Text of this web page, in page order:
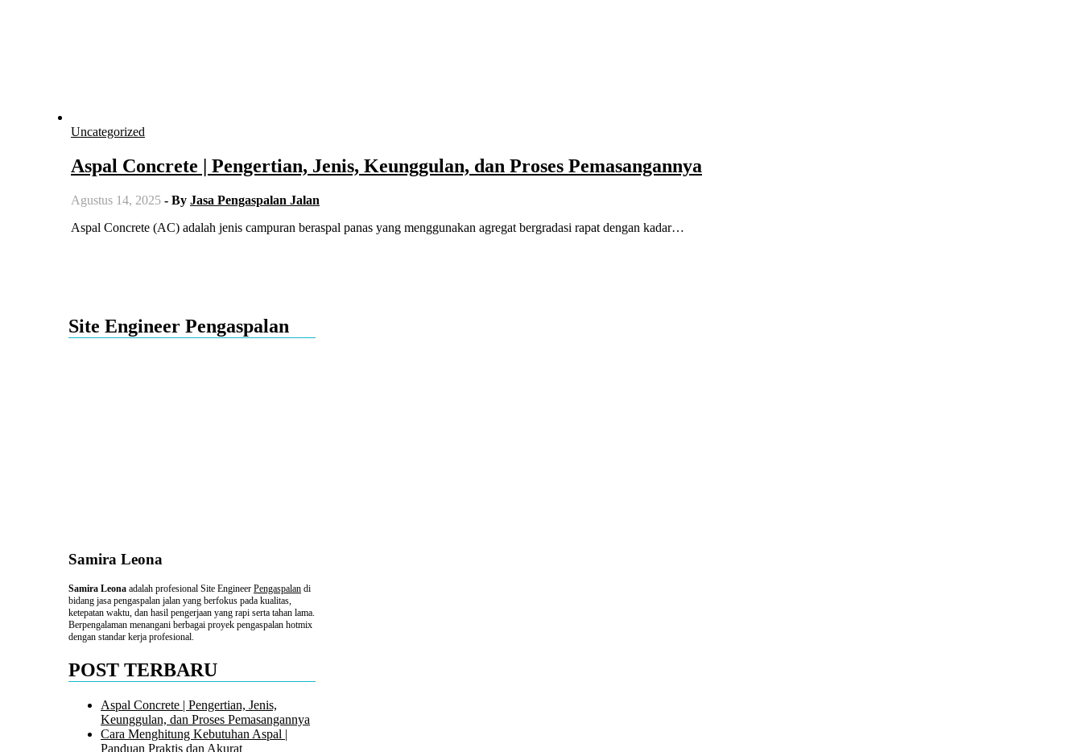
Uncategorized
Aspal Concrete | Pengertian, Jenis, Keunggulan, dan Proses Pemasangannya
Agustus 14, 2025 - By Jasa Pengaspalan Jalan
Aspal Concrete (AC) adalah jenis campuran beraspal panas yang menggunakan agregat bergradasi rapat dengan kadar…
Site Engineer Pengaspalan
Samira Leona
Samira Leona adalah profesional Site Engineer Pengaspalan di
bidang jasa pengaspalan jalan yang berfokus pada kualitas,
ketepatan waktu, dan hasil pengerjaan yang rapi serta tahan lama.
Berpengalaman menangani berbagai proyek pengaspalan hotmix
dengan standar kerja profesional.
POST TERBARU
Aspal Concrete | Pengertian, Jenis,
Keunggulan, dan Proses Pemasangannya
Cara Menghitung Kebutuhan Aspal |
Panduan Praktis dan Akurat